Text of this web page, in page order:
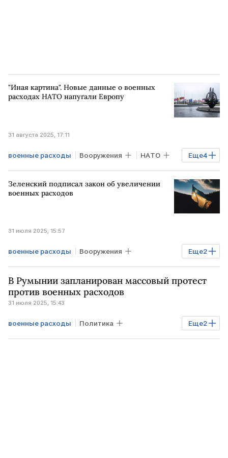
"Иная картина". Новые данные о военных
расходах НАТО напугали Европу
31 августа 2025, 17:11
Еще4
военные расходы Вооружения НАТО
ЕВРОПА КАНАДА Брюссель
Мировая экономика
Зеленский подписал закон об увеличении
военных расходов
31 июля 2025, 15:57
Еще2
военные расходы Вооружения
УКРАИНА Владимир Зеленский
В Румынии запланирован массовый протест
против военных расходов
31 июля 2025, 15:43
Еще2
военные расходы Политика
РУМЫНИЯ Общество